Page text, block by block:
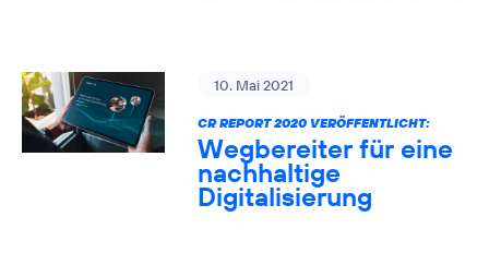
10. Mai 2021
CR REPORT 2020 VERÖFFENTLICHT:
Wegbereiter für eine
nachhaltige
Digitalisierung